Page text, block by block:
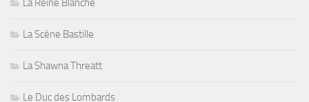
La Reine Blanche
La Scène Bastille
La Shawna Threatt
Le Duc des Lombards